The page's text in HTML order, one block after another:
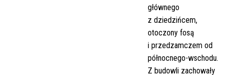
głównego
z dziedzińcem,
otoczony fosą
i przedzamczem od
północnego-wschodu.
Z budowli zachowały